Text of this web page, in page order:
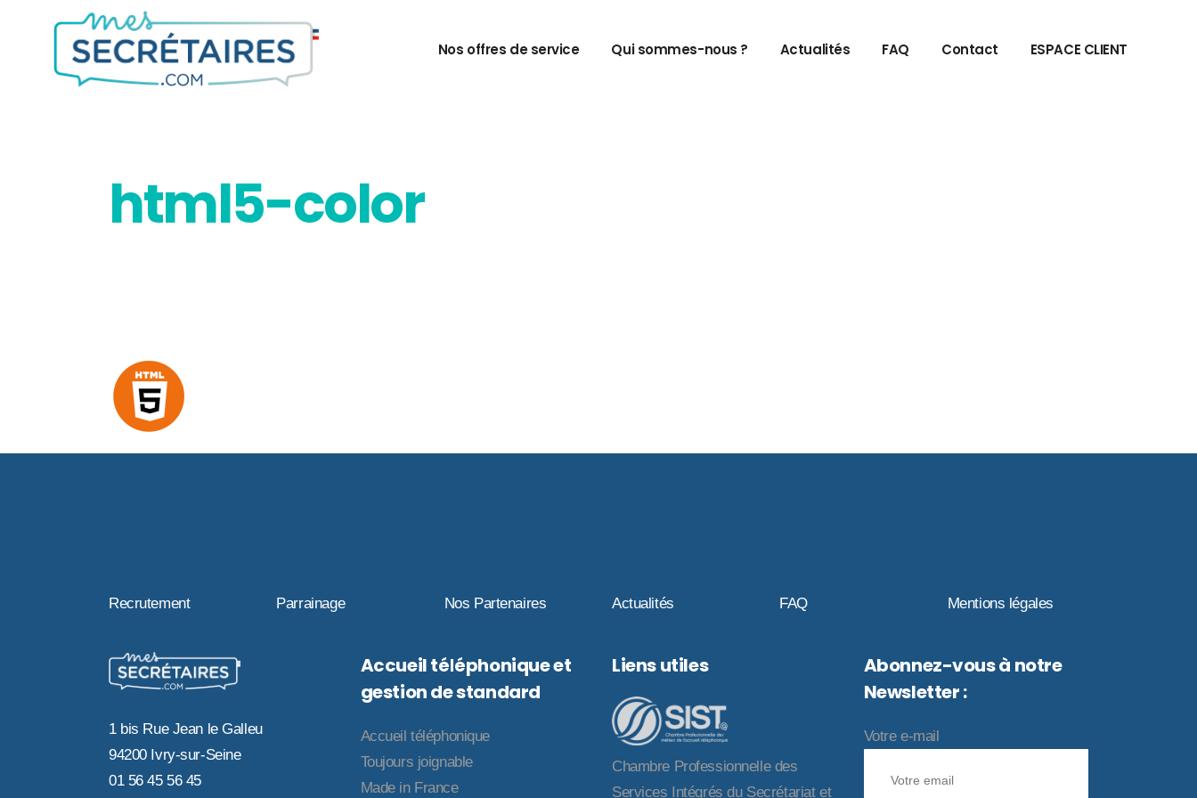
Nos offres de service Qui sommes-nous ? Actualités FAQ Contact ESPACE CLIENT
html5-color
Recrutement Parrainage Nos Partenaires Actualités FAQ Mentions légales
1 bis Rue Jean le Galleu
94200 Ivry-sur-Seine
01 56 45 56 45
Accueil téléphonique et
gestion de standard
Accueil téléphonique
Toujours joignable
Made in France
Liens utiles
Chambre Professionnelle des
Services Intégrés du Secrétariat et
Abonnez-vous à notre
Newsletter :
Votre e-mail